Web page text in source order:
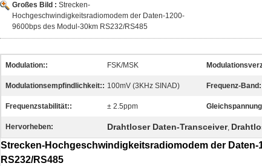
Großes Bild : Strecken-
Hochgeschwindigkeitsradiomodem der Daten-1200-
9600bps des Modul-30km RS232/RS485
Modulation:: FSK/MSK
Modulationsempfindlichkeit:: 100mV (3KHz SINAD) Frequenz-Band:
Frequenzstabilität:: ± 2.5ppm
Hervorheben: Drahtloser Daten-Transceiver,
Strecken-Hochgeschwindigkeitsradiomodem der Daten-
RS232/RS485